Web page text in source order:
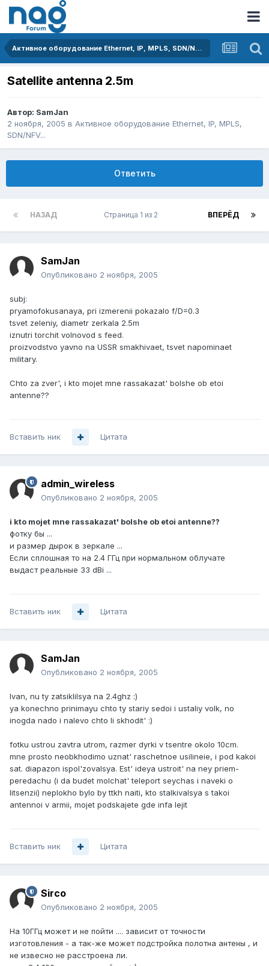
Активное оборудование Ethernet, IP, MPLS, SDN/NFV...
Satellite antenna 2.5m
Автор: SamJan
2 ноября, 2005 в Активное оборудование Ethernet, IP, MPLS,
SDN/NFV...
Ответить
НАЗАД ВПЕРЁД
Страница 1 из 2
SamJan
Опубликовано 2 ноября, 2005
subj:
pryamofokusanaya, pri izmerenii pokazalo f/D=0.3
tsvet zeleniy, diametr zerkala 2.5m
iznutri torchit volnovod s feed.
proizvodstvo yavno na USSR smakhivaet, tsvet napominaet
military.
Chto za zver', i kto mojet mne rassakazat' bolshe ob etoi
antenne??
Вставить ник Цитата
admin_wireless
Опубликовано 2 ноября, 2005
i kto mojet mne rassakazat' bolshe ob etoi antenne??
фотку бы ...
и размер дырок в зеркале ...
Если сплошная то на 2.4 ГГц при нормальном облучате
выдаст реальные 33 dBi ...
Вставить ник Цитата
SamJan
Опубликовано 2 ноября, 2005
Ivan, nu ty zatsiklilsya na 2.4ghz :)
ya konechno prinimayu chto ty stariy sedoi i ustaliy volk, no
inogda nado i nalevo chto li skhodit' :)
fotku ustrou zavtra utrom, razmer dyrki v tsentre okolo 10cm.
mne prosto neobkhodimo uznat' raschetnoe usilineie, i pod kakoi
sat. diapazon ispol'zovalsya. Est' ideya ustroit' na ney priem-
peredachu (i da budet molchat' teleport seychas i naveki o
litsenzii) neplokho bylo by ttkh naiti, kto stalkivalsya s takoi
antennoi v armii, mojet podskajete gde infa lejit
Вставить ник Цитата
Sirco
Опубликовано 2 ноября, 2005
На 10ГГц может и не пойти .... зависит от точности
изготовления - а так-же может подстройка полотна антены , и
не извесно не расстроена ли.